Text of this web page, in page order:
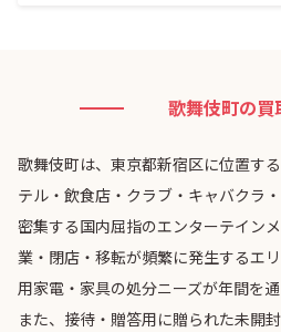
歌舞伎町の買
歌舞伎町は、東京都新宿区に位置す
テル・飲食店・クラブ・キャバクラ
密集する国内屈指のエンターテイン
業・閉店・移転が頻繁に発生するエ
用家電・家具の処分ニーズが年間を
また、接待・贈答用に贈られた未開